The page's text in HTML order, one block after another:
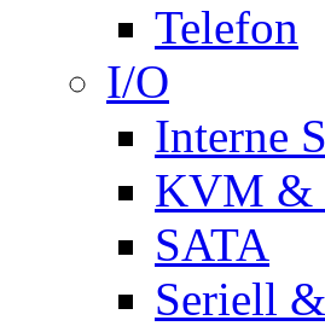
Telefon
I/O
Interne
KVM &
SATA
Seriell